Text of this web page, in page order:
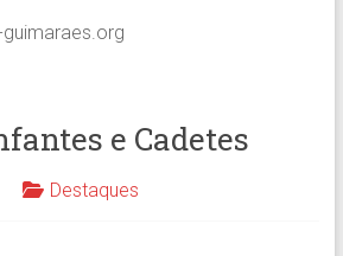
e Cadetes
Destaques